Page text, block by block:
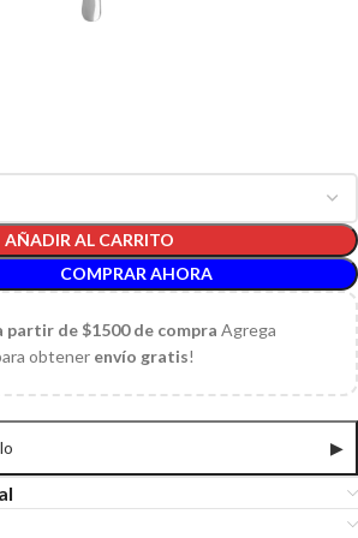
AÑADIR AL CARRITO
COMPRAR AHORA
partir de $1500 de compra Agrega
obtener envío gratis!
▶